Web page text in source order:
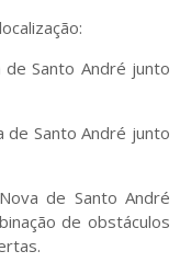
Santo André junto
de Santo André junto
de Santo André
de obstáculos